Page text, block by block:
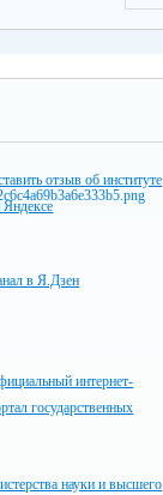
отзыв об институте
Яндексе
в Я.Дзен
интернет-
государственных
науки и высшего